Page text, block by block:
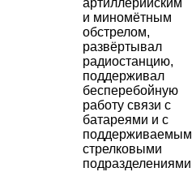
артиллерийским
и миномётным
обстрелом,
развёртывал
радиостанцию,
поддерживал
бесперебойную
работу связи с
батареями и с
стрелковыми